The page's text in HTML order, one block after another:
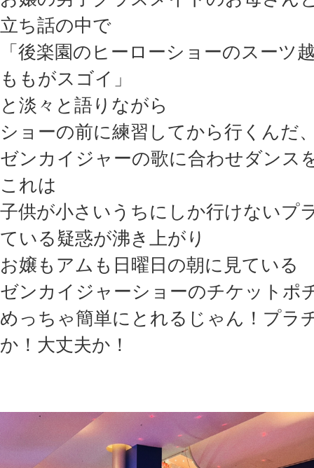
立ち話の中で
「後楽園のヒーローショーのスーツ
ももがスゴイ」
と淡々と語りながら
ショーの前に練習してから行くんだ
ゼンカイジャーの歌に合わせダンス
これは
子供が小さいうちにしか行けないプ
ている疑惑が沸き上がり
お嬢もアムも日曜日の朝に見ている
ゼンカイジャーショーのチケットポ
めっちゃ簡単にとれるじゃん！プラ
か！大丈夫か！